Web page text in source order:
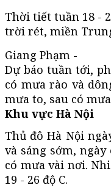
Thời tiết tuần 18 -
trời rét, miền
Giang Phạm -
Dự báo tuần tới,
có mưa rào và
mưa to, sau có
Khu vực Hà Nội
Thủ đô Hà Nội
và sáng sớm,
có mưa vài nơi.
19 - 26 độ C.